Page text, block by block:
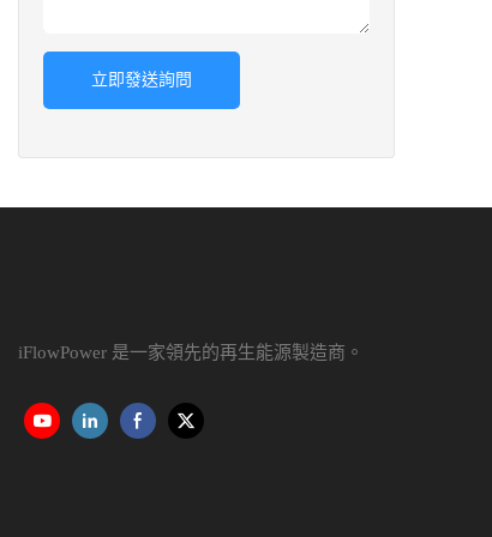
立即發送詢問
iFlowPower 是一家領先的再生能源製造商。